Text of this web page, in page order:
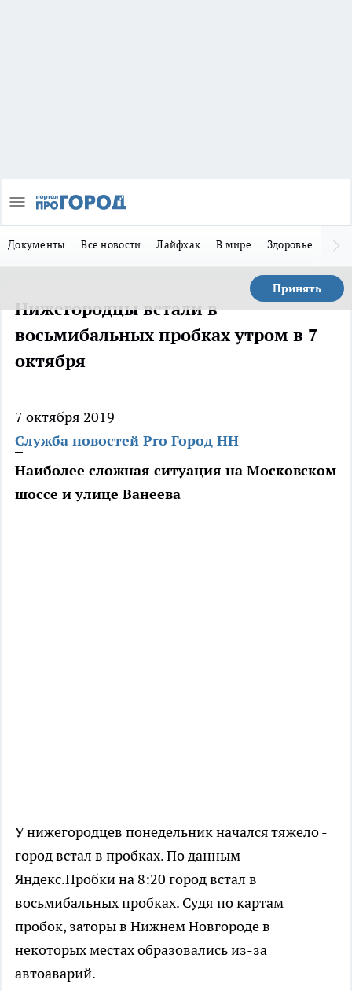
Документы Все новости Лайфхак В мире Здоровье
Принять
Нижегородцы встали в
восьмибальных пробках утром в 7
октября
7 октября 2019
Служба новостей Pro Город НН
Наиболее сложная ситуация на Московском
шоссе и улице Ванеева
У нижегородцев понедельник начался тяжело -
город встал в пробках. По данным
Яндекс.Пробки на 8:20 город встал в
восьмибальных пробках. Судя по картам
пробок, заторы в Нижнем Новгороде в
некоторых местах образовались из-за
автоаварий.